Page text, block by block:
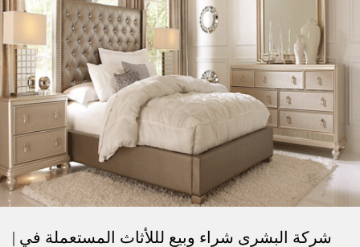
شركة البشرى شراء وبيع لللأثاث المستعملة في |